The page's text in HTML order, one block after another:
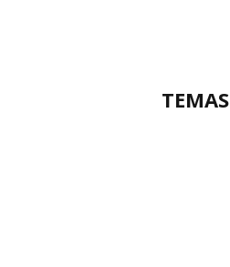
TEMAS